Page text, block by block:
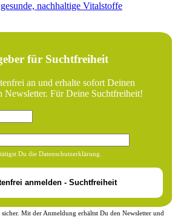
nachhaltige Vitalstoffe
für Suchtfreiheit
an und erhalte sofort Deinen
Newsletter. Für Deine Suchtfreiheit!
Du die Datenschutzerklärung.
Mit der Anmeldung erhältst Du den Newsletter und